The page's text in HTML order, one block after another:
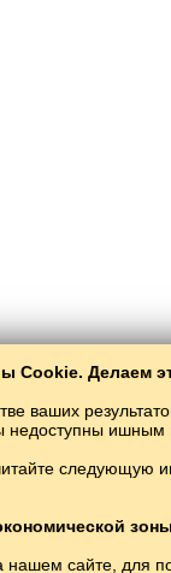
Cookie. Делаем
ваших
недоступны
следующую
сайте, для
Balto­Slav/